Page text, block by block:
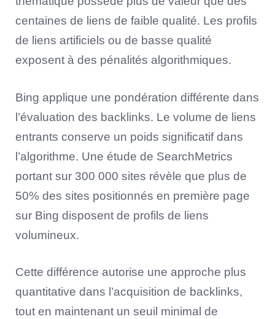
centaines de liens de faible qualité. Les profils
de liens artificiels ou de basse qualité
exposent à des pénalités algorithmiques.
Bing applique une pondération différente dans
l’évaluation des backlinks. Le volume de liens
entrants conserve un poids significatif dans
l’algorithme. Une étude de SearchMetrics
portant sur 300 000 sites révèle que plus de
50% des sites positionnés en première page
sur Bing disposent de profils de liens
volumineux.
Cette différence autorise une approche plus
quantitative dans l’acquisition de backlinks,
tout en maintenant un seuil minimal de